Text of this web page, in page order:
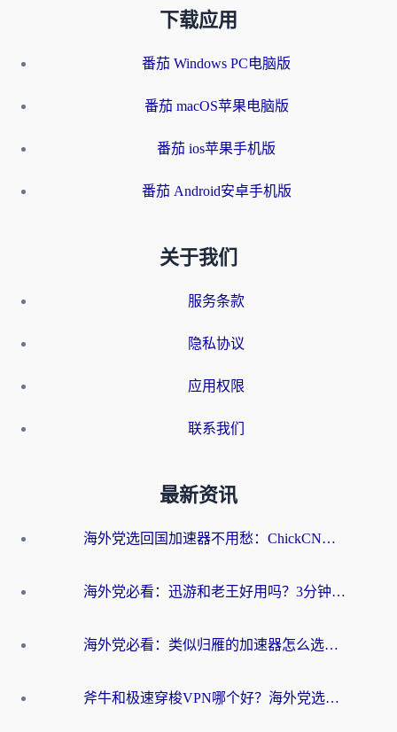
下载应用
番茄 Windows PC电脑版
番茄 macOS苹果电脑版
番茄 ios苹果手机版
番茄 Android安卓手机版
关于我们
服务条款
隐私协议
应用权限
联系我们
最新资讯
海外党选回国加速器不用愁：ChickCN和洞见哪个好？一篇搞定所有疑问
海外党必看：迅游和老王好用吗？3分钟选对加速国内网络的加速器
海外党必看：类似归雁的加速器怎么选？一篇搞定无缝访问国内资源
斧牛和极速穿梭VPN哪个好？海外党选回国加速器必看的真实对比与避坑指南